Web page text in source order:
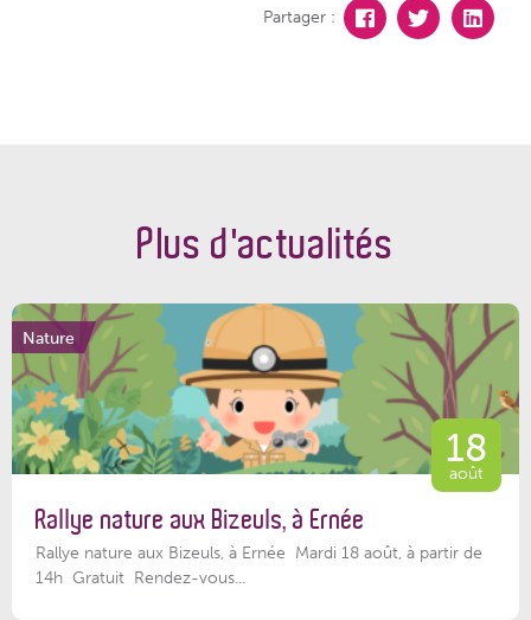
Partager :
Plus d'actualités
Nature
18
août
Rallye nature aux Bizeuls, à Ernée
Rallye nature aux Bizeuls, à Ernée Mardi 18 août, à partir de
14h Gratuit Rendez-vous...